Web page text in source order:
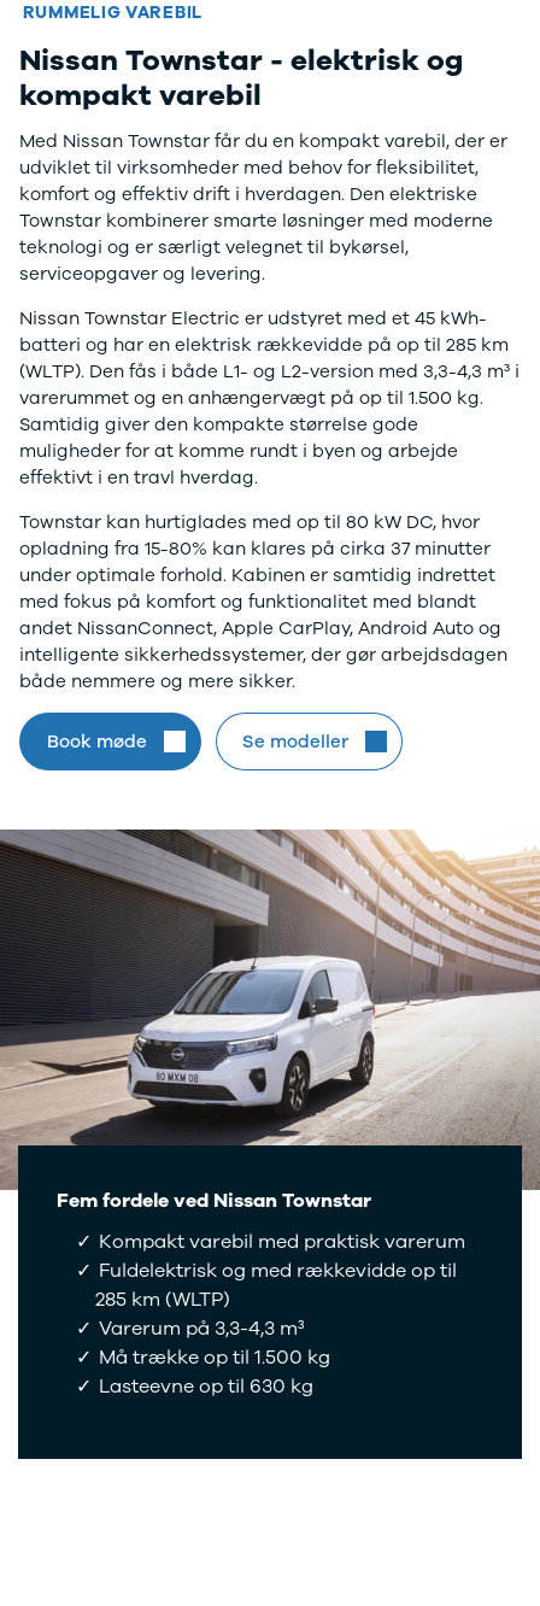
Leasing
Ladvogn
Modeller
Anmeldelser
Leasing
Ranger
Modeller
Anmeldelser
Raptor
Modeller
Anmeldelser
F-150
Modeller
Anmeldelser
Nissan
Modeller
Anmeldelser
Leasing
Primastar
Modeller
Anmeldelser
Leasing
Interstar
Modeller
Anmeldelser
Interstar-e
Modeller
Anmeldelser
Leasing
Renault
Kangoo
Modeller
Anmeldelser
Leasing
Kangoo E-
Electric
Modeller
Leasing
Modeller
Anmeldelser
Leasing
Trafic E-
Tech
Modeller
Modeller
RUMMELIG VAREBIL
Nissan Townstar - elektrisk og
kompakt varebil
Med Nissan Townstar får du en kompakt varebil, der er
udviklet til virksomheder med behov for fleksibilitet,
komfort og effektiv drift i hverdagen. Den elektriske
Townstar kombinerer smarte løsninger med moderne
teknologi og er særligt velegnet til bykørsel,
serviceopgaver og levering.
Nissan Townstar Electric er udstyret med et 45 kWh-
batteri og har en elektrisk rækkevidde på op til 285 km
(WLTP). Den fås i både L1- og L2-version med 3,3-4,3 m³ i
varerummet og en anhængervægt på op til 1.500 kg.
Samtidig giver den kompakte størrelse gode
muligheder for at komme rundt i byen og arbejde
effektivt i en travl hverdag.
Townstar kan hurtiglades med op til 80 kW DC, hvor
opladning fra 15-80% kan klares på cirka 37 minutter
under optimale forhold. Kabinen er samtidig indrettet
med fokus på komfort og funktionalitet med blandt
andet NissanConnect, Apple CarPlay, Android Auto og
intelligente sikkerhedssystemer, der gør arbejdsdagen
både nemmere og mere sikker.
Book møde Se modeller
Fem fordele ved Nissan Townstar
Kompakt varebil med praktisk varerum
Fuldelektrisk og med rækkevidde op til
285 km (WLTP)
Varerum på 3,3-4,3 m³
Må trække op til 1.500 kg
Lasteevne op til 630 kg